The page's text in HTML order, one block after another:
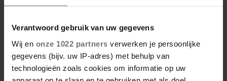
Verantwoord gebruik van uw gegevens
Wij en onze 1022 partners verwerken je persoonlijke
gegevens (bijv. uw IP-adres) met behulp van
technologieën zoals cookies om informatie op uw
23 september 2024